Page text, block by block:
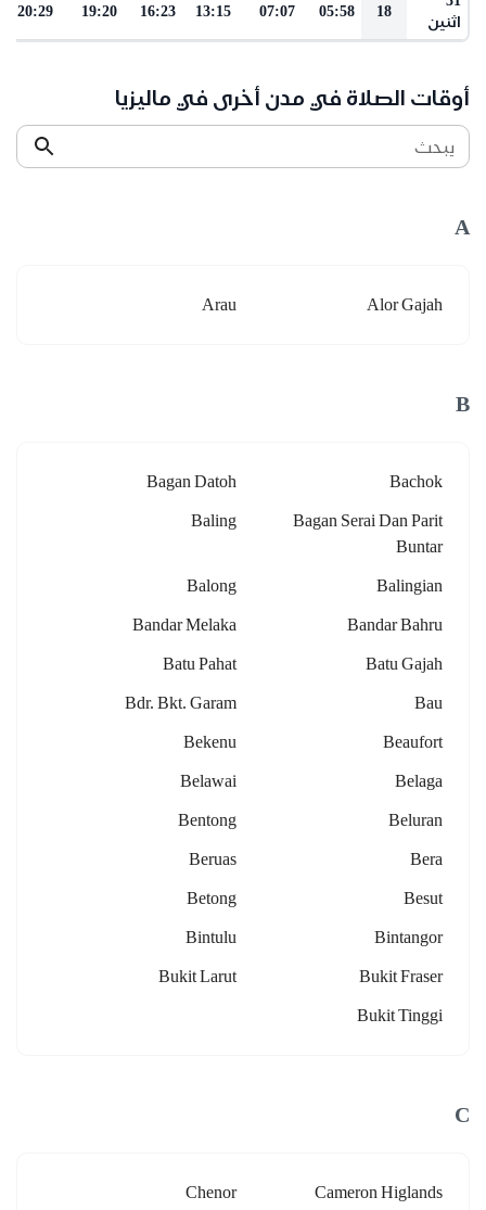
اثنين
18
05:58
07:07
13:15
16:23
19:20
20:29
أوقات الصلاة في مدن أخرى في ماليزيا
يبحث
A
Alor Gajah
Arau
B
Bachok
Bagan Datoh
Bagan Serai Dan Parit
Buntar
Baling
Balingian
Balong
Bandar Bahru
Bandar Melaka
Batu Gajah
Batu Pahat
Bau
Bdr. Bkt. Garam
Beaufort
Bekenu
Belaga
Belawai
Beluran
Bentong
Bera
Beruas
Besut
Betong
Bintangor
Bintulu
Bukit Fraser
Bukit Larut
Bukit Tinggi
C
Cameron Higlands
Chenor